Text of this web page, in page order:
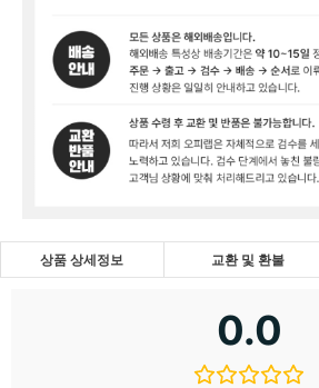
상품 상세정보 교환 및 환불
0.0